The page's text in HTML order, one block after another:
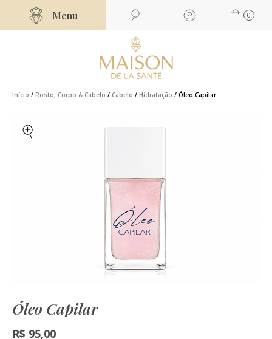
Menu 0
Início / Rosto, Corpo & Cabelo / Cabelo / Hidratação / Óleo Capilar
Óleo Capilar
R$ 95,00